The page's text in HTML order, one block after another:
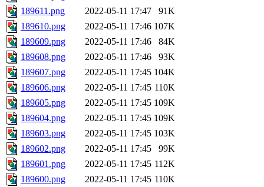
189611.png
2022-05-11 17:47
91K
189610.png
2022-05-11 17:46 107K
189609.png
2022-05-11 17:46
84K
189608.png
2022-05-11 17:46
93K
189607.png
2022-05-11 17:45 104K
189606.png
2022-05-11 17:45 110K
189605.png
2022-05-11 17:45 109K
189604.png
2022-05-11 17:45 109K
189603.png
2022-05-11 17:45 103K
189602.png
2022-05-11 17:45
99K
189601.png
2022-05-11 17:45 112K
189600.png
2022-05-11 17:45 110K